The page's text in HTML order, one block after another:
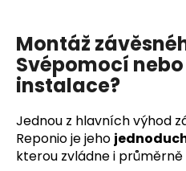
Montáž
Svépomocí
instalace?
Jednou z hlavních výhod
Reponio je jeho
kterou zvládne i